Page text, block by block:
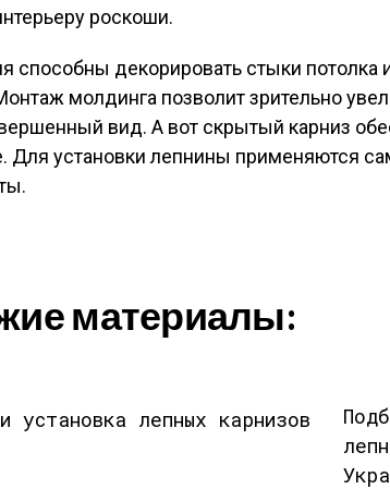
роскоши.
способны декорировать стыки потолка
молдинга позволит зрительно
вид. А вот скрытый карниз
Для установки лепнины применяются
материалы: